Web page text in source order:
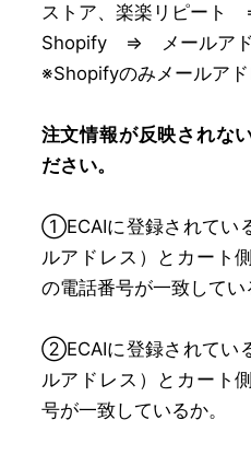
ストア、楽楽リピー
Shopify ⇒ メールアド
※Shopifyのみメールアド
注文情報が反映されな
ださい。
①ECAIに登録されてい
ルアドレス）とカート
の電話番号が一致してい
②ECAIに登録されてい
ルアドレス）とカート
号が一致しているか。